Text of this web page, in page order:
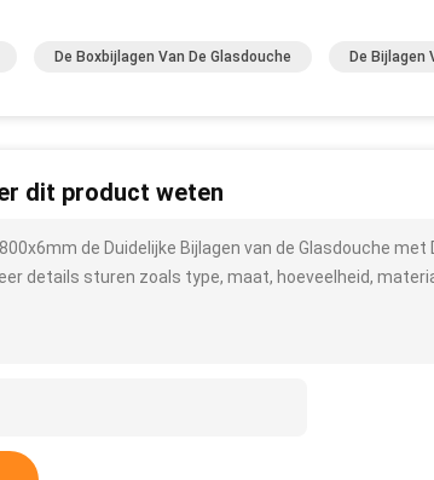
De Boxbijlagen Van De Glasdouche De Bijlagen
dit product weten
de Duidelijke Bijlagen van de Glasdouche met
details sturen zoals type, maat, hoeveelheid,